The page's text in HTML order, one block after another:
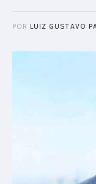
POR LUIZ GUSTAVO